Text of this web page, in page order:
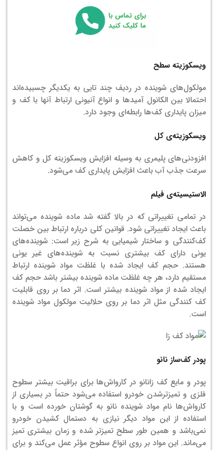
ویسکوزیته سطح
مولکول‌های شوینده در ردیف چند تایی به یکدیگر چسبیده‌اند
احتمالا بین الکانول آمیدها و انواع آنیونی ارتباط آنها با کف و
میزان پایداری کف‌ها رابطه‌ای وجود دارد.
ویسکوزیته‌ی کل
افزودنی‌های پلیمری به وسیله افزایش ویسکوزیته کل و کاهش
سرعت جذب آب باعث افزایش پایداری کف می‌شود.
الاستیسیته‌ی فیلم
در تمامی تغییراتی که در بالا گفته شد ماده‌ شوینده می‌تواند
باعث ایجاد تغییراتی شود. قوانین کلی درباره‌ ارتباط بین خصلت
کف‌کنندگی و ساختار شیمیایی به شرح زیر است: شوینده‌های
یونی دارای کف بیشتری نسبت به شوینده‌های غیر یونی
هستند. حجم کف ایجاد شده با غلظت مواد شوینده ارتباط
مستقیم دارد، هر چه غلظت ماده شوینده بیشتر باشد حجم کف
ایجاد شده از مواد شوینده بیشتر است. اثر دما بر روی قابلیت
کف کنندگی مثل اثر دما بر روی حلالیت مولکول مواد شوینده
است.
پودر کف‌ساز نانو
پودر و مایع کف زانانو در کارواش‌ها برای براقیت بیشتر سطوح
فلزی و تمیزترشدن خودرو استفاده می‌شود حتماً در بسیاری از
کارواش‌ها نام مواد شوینده‌ نانو به گوشتان خورده است و با
استفاده از این مواد دیگر نیازی به دستمال کشیدن خودرو
نمی‌باشد و همین طور سطح تمیزتر شده و زمان بیشتری تمیز
می‌ماند. این مواد بر روی انواع سطوح مؤثر عمل می‌کند و برای